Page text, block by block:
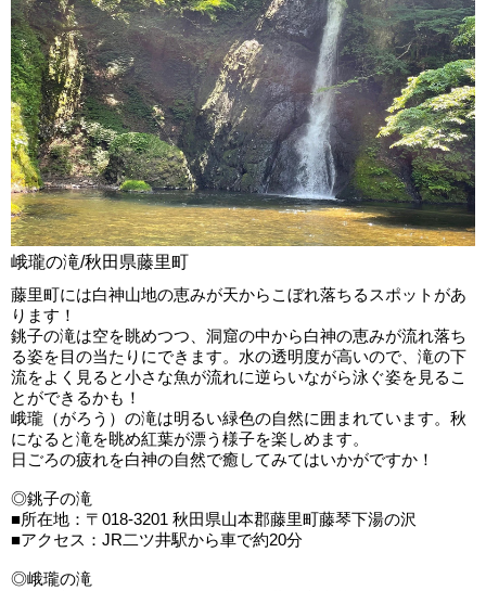
峨瓏の滝/秋田県藤里町
藤里町には白神山地の恵みが天からこぼれ落ちるスポットがあ
ります！
銚子の滝は空を眺めつつ、洞窟の中から白神の恵みが流れ落ち
る姿を目の当たりにできます。水の透明度が高いので、滝の下
流をよく見ると小さな魚が流れに逆らいながら泳ぐ姿を見るこ
とができるかも！
峨瓏（がろう）の滝は明るい緑色の自然に囲まれています。秋
になると滝を眺め紅葉が漂う様子を楽しめます。
日ごろの疲れを白神の自然で癒してみてはいかがですか！
◎銚子の滝
■所在地：〒018-3201 秋田県山本郡藤里町藤琴下湯の沢
■アクセス：JR二ツ井駅から車で約20分
◎峨瓏の滝